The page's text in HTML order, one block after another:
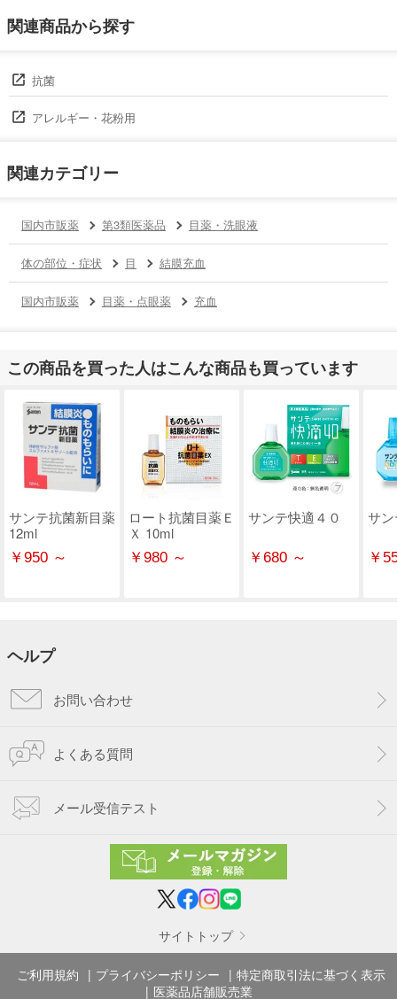
関連商品から探す
抗菌
アレルギー・花粉用
関連カテゴリー
国内市販薬 第3類医薬品 目薬・洗眼液
体の部位・症状 目 結膜充血
国内市販薬 目薬・点眼薬 充血
この商品を買った人はこんな商品も買っています
サンテ抗菌新目薬
12ml
￥950 ～
ロート抗菌目薬Ｅ
Ｘ 10ml
￥980 ～
サンテ快適４０
￥680 ～
サ
￥
ヘルプ
お問い合わせ
よくある質問
メール受信テスト
サイトトップ
ご利用規約 プライバシーポリシー
特定商取引法に基づく表示
医薬品店舗販売業